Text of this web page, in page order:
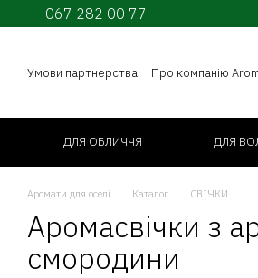
Перейти до основного контенту
067 282 00 77
Умови партнерства Про компанію
ДЛЯ ОБЛИЧЧЯ ДЛЯ
Аромати для оселі Каталог СВІЧКИ
Аромасвічки з
смородини